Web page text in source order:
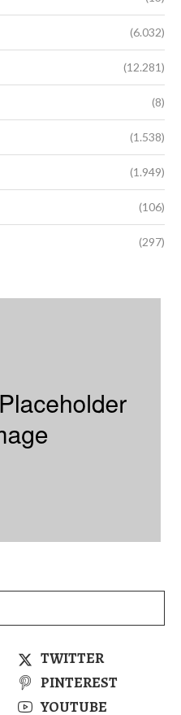
(6.032)
(12.281)
(8)
(1.538)
(1.949)
(106)
(297)
TWITTER
PINTEREST
YOUTUBE